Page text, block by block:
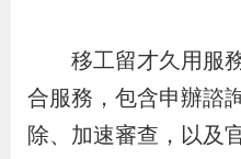
移工留才久用服務
合服務，包含申辦諮
除、加速審查，以及